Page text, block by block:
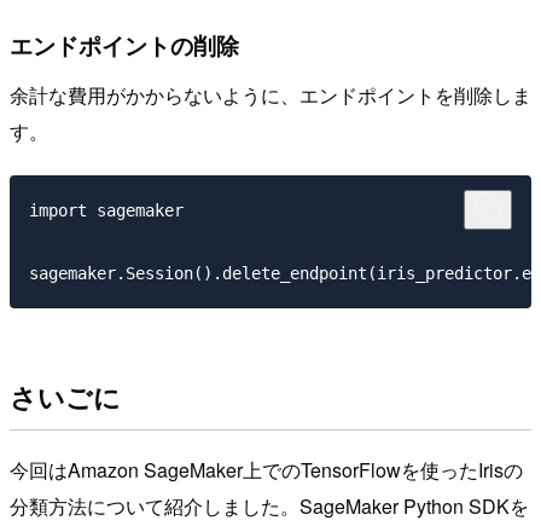
エンドポイントの削除
余計な費用がかからないように、エンドポイントを削除しま
す。
import sagemaker
さいごに
今回はAmazon SageMaker上でのTensorFlowを使ったIrisの
分類方法について紹介しました。SageMaker Python SDKを